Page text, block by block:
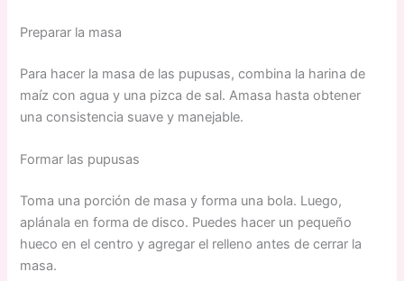
Preparar la masa
Para hacer la masa de las pupusas, combina la harina de
maíz con agua y una pizca de sal. Amasa hasta obtener
una consistencia suave y manejable.
Formar las pupusas
Toma una porción de masa y forma una bola. Luego,
aplánala en forma de disco. Puedes hacer un pequeño
hueco en el centro y agregar el relleno antes de cerrar la
masa.